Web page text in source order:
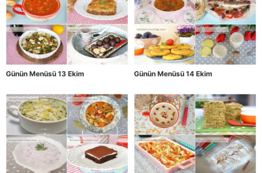
Günün Menüsü 13 Ekim Günün Menüsü 14 Ekim